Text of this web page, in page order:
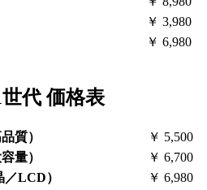
￥ 3,980
￥ 6,980
代価格表
質）
￥ 5,500
量）
￥ 6,700
LCD）
￥ 6,980